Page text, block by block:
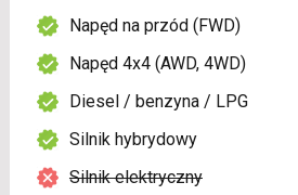
Napęd na przód (FWD)
Napęd 4x4 (AWD, 4WD)
Diesel / benzyna / LPG
Silnik hybrydowy
Silnik elektryczny